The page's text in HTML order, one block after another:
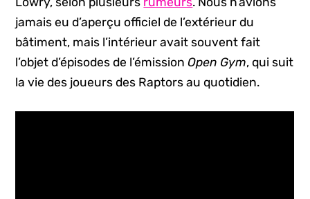
jamais eu d’aperçu officiel de l’extérieur du
bâtiment, mais l’intérieur avait souvent fait
l’objet d’épisodes de l’émissionOpen Gym, qui suit
la vie des joueurs des Raptors au quotidien.